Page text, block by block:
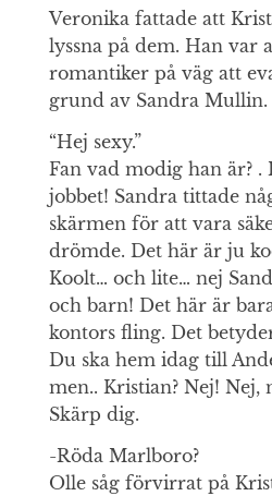
Veronika fattade att
lyssna på dem. Han var
romantiker på väg att
grund av Sandra Mullin.
“Hej sexy.”
Fan vad modig han är? .
jobbet! Sandra tittade
skärmen för att vara
drömde. Det här är ju
Koolt… och lite… nej
och barn! Det här är
kontors fling. Det
Du ska hem idag till
men.. Kristian? Nej! Nej,
Skärp dig.
-Röda Marlboro?
Olle såg förvirrat på